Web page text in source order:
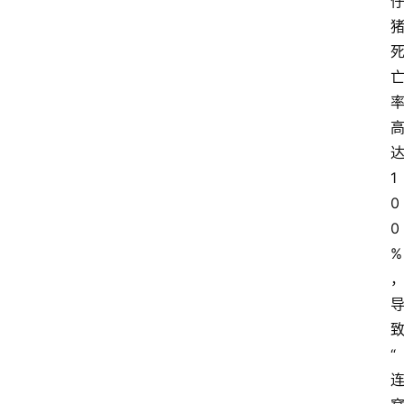
猪
死
亡
率
高
达
1
0
0
%
，
导
致
“
连